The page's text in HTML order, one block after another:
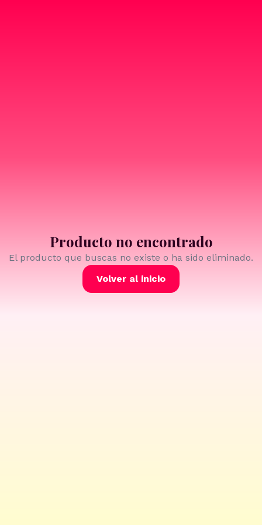
Producto no encontrado
El producto que buscas no existe o ha sido eliminado.
Volver al inicio